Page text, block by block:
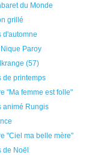
du Monde
grillé
d'automne
Paroy
(57)
de printemps
"Ma femme est folle"
animé Rungis
"Ciel ma belle mère"
de Noël